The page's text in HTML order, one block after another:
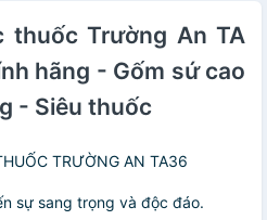
thuốc Trường An TA
hãng - Gốm sứ cao
- Siêu thuốc
TRƯỜNG AN TA36
sự sang trọng và độc đáo.